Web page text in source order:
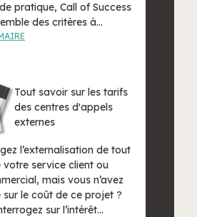
pratique, Call of Success
des critères à
pour aborder
Tout savoir sur les tarifs
des centres d'appels
externes
l’externalisation de tout
service client ou
mais vous n’avez
sur le coût de ce projet ?
sur l’intérêt